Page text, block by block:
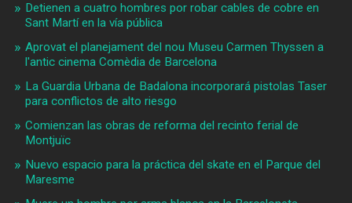
Detienen a cuatro hombres por robar cables de cobre en
Sant Martí en la vía pública
Aprovat el planejament del nou Museu Carmen Thyssen a
l'antic cinema Comèdia de Barcelona
La Guardia Urbana de Badalona incorporará pistolas Taser
para conflictos de alto riesgo
Comienzan las obras de reforma del recinto ferial de
Montjuïc
Nuevo espacio para la práctica del skate en el Parque del
Maresme